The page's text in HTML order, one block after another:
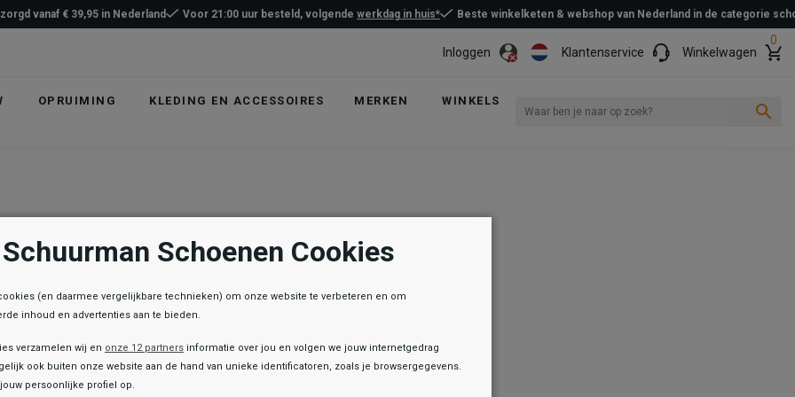
Inloggen Klantenservice
0
Winkelwagen
OPRUIMING KLEDING EN ACCESSOIRES MERKEN WINKELS
vanaf € 39,95 in Nederland Voor 21:00 uur besteld, volgende werkdag in huis* Beste winkelketen & webshop van Nederland in de categorie
Schuurman Schoenen Cookies
(en daarmee vergelijkbare technieken) om onze website te verbeteren en om
inhoud en advertenties aan te bieden.
verzamelen wij en onze 12 partners informatie over jou en volgen we jouw internetgedrag
ook buiten onze website aan de hand van unieke identificatoren, zoals je browsergegevens.
persoonlijke profiel op.